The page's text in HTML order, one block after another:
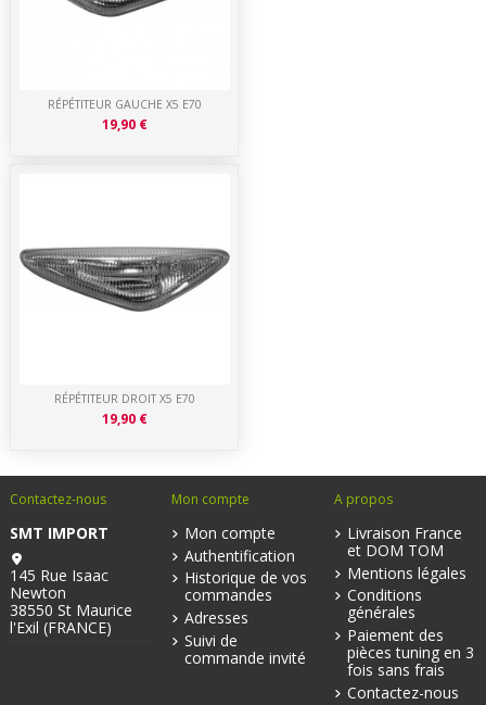
RÉPÉTITEUR DROIT X5 E70
19,90 €
RÉPÉTITEUR GAUCHE X5 E70
19,90 €
Contactez-nous
SMT IMPORT
145 Rue Isaac
Newton
38550 St Maurice
l'Exil (FRANCE)
Mon compte
Mon compte
Authentification
Historique de vos
commandes
Adresses
Suivi de
commande invité
A propos
Livraison France
et DOM TOM
Mentions légales
Conditions
générales
Paiement des
pièces tuning en 3
fois sans frais
Contactez-nous